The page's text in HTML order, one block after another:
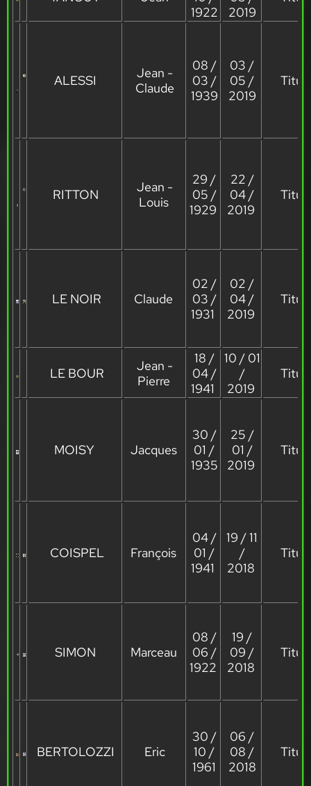
1922
2019
ALESSI
Jean -
Claude
08 /
03 /
1939
03 /
05 /
2019
RITTON
Jean -
Louis
29 /
05 /
1929
22 /
04 /
2019
LE NOIR Claude
02 /
03 /
1931
02 /
04 /
2019
LE BOUR
Jean -
Pierre
18 /
04 /
1941
10 / 01
/
2019
MOISY Jacques
30 /
01 /
1935
25 /
01 /
2019
COISPEL François
04 /
01 /
1941
19 / 11
/
2018
SIMON Marceau
08 /
06 /
1922
19 /
09 /
2018
BERTOLOZZI Eric
30 /
10 /
1961
06 /
08 /
2018